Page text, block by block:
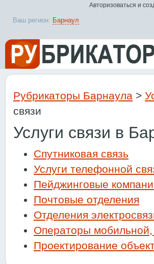
Рубрикаторы Барнаула >
связи
Услуги связи в
Спутниковая связь
Услуги телефонной
Пейджинговые
Почтовые отделения
Отделения
Операторы мобильной,
Проектирование
Ваш регион: Барнаул
Авторизоваться и